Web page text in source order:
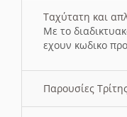
Ταχύτατη και
Με το
εχουν κωδικο
Παρουσίες